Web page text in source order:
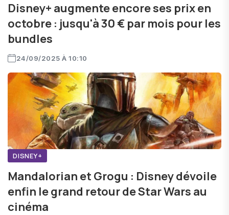
Disney+ augmente encore ses prix en
octobre : jusqu'à 30 € par mois pour les
bundles
24/09/2025 À 10:10
DISNEY+
Mandalorian et Grogu : Disney dévoile
enfin le grand retour de Star Wars au
cinéma